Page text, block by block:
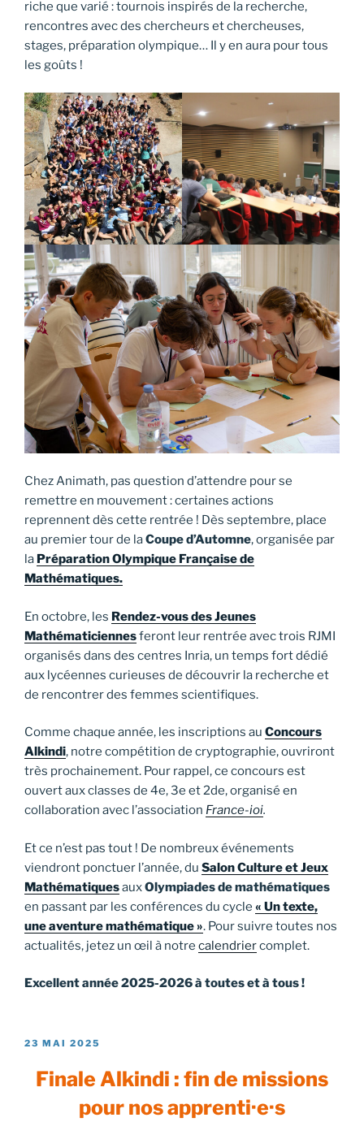
riche que varié : tournois inspirés de la recherche,
rencontres avec des chercheurs et chercheuses,
stages, préparation olympique… Il y en aura pour tous
les goûts !
Chez Animath, pas question d’attendre pour se
remettre en mouvement : certaines actions
reprennent dès cette rentrée ! Dès septembre, place
au premier tour de laCoupe d’Automne, organisée par
la Préparation Olympique Française de
Mathématiques.
En octobre, les Rendez-vous des Jeunes
Mathématiciennesferont leur rentrée avec trois RJMI
organisés dans des centres Inria, un temps fort dédié
aux lycéennes curieuses de découvrir la recherche et
de rencontrer des femmes scientifiques.
Comme chaque année, les inscriptions au Concours
Alkindi, notre compétition de cryptographie, ouvriront
très prochainement. Pour rappel, ce concours est
ouvert aux classes de 4e, 3e et 2de, organisé en
collaboration avec l’association France-ioi.
Et ce n’est pas tout ! De nombreux événements
viendront ponctuer l’année, du Salon Culture et Jeux
MathématiquesauxOlympiades de mathématiques
en passant par les conférences du cycle « Un texte,
une aventure mathématique ». Pour suivre toutes nos
actualités, jetez un œil à notre calendriercomplet.
Excellent année 2025-2026 à toutes et à tous !
PUBLIÉ
23 MAI 2025
Finale Alkindi : fin de missions
pour nos apprenti·e·s